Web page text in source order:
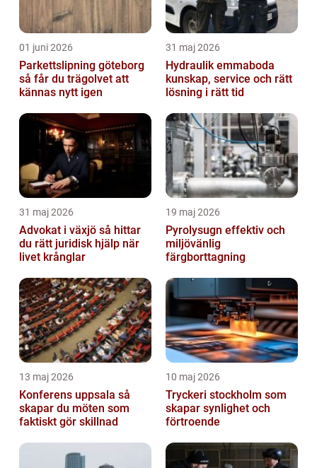
01 juni 2026
Parkettslipning göteborg
så får du trägolvet att
kännas nytt igen
31 maj 2026
Hydraulik emmaboda
kunskap, service och rätt
lösning i rätt tid
31 maj 2026
Advokat i växjö så hittar
du rätt juridisk hjälp när
livet krånglar
19 maj 2026
Pyrolysugn effektiv och
miljövänlig
färgborttagning
13 maj 2026
Konferens uppsala så
skapar du möten som
faktiskt gör skillnad
10 maj 2026
Tryckeri stockholm som
skapar synlighet och
förtroende